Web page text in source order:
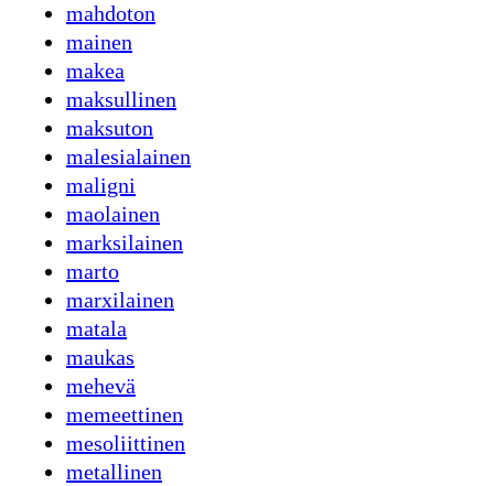
mahdoton
mainen
makea
maksullinen
maksuton
malesialainen
maligni
maolainen
marksilainen
marto
marxilainen
matala
maukas
mehevä
memeettinen
mesoliittinen
metallinen